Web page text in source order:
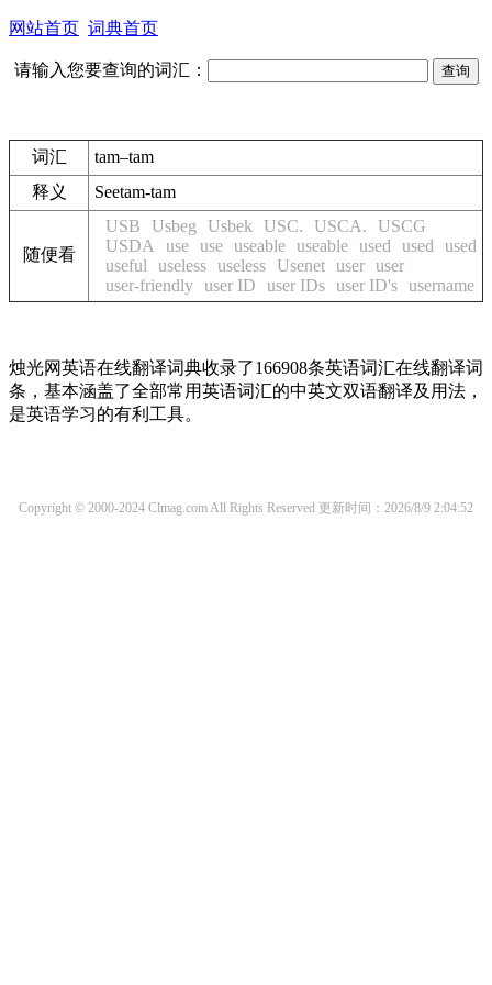
网站首页 词典首页
请输入您要查询的词汇：
词汇
tam–tam
释义
Seetam-tam
随便看
USB Usbeg Usbek USC. USCA.
USCG
USDA
use use useable useable used used
used
useful
useless useless Usenet user user
user-friendly user ID user IDs user ID's username
烛光网英语在线翻译词典收录了166908条英语词汇在线翻译词
条，基本涵盖了全部常用英语词汇的中英文双语翻译及用法，
是英语学习的有利工具。
Copyright © 2000-2024 Clmag.com All Rights Reserved 更新时间：2026/8/9 2:04:52